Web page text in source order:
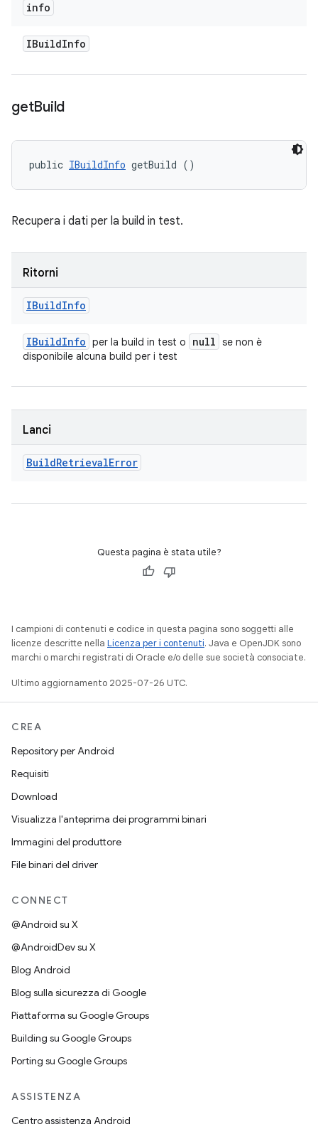
info
IBuildInfo
getBuild
public IBuildInfo getBuild ()
Recupera i dati per la build in test.
Ritorni
IBuildInfo
IBuildInfo per la build in test o null se non è
disponibile alcuna build per i test
Lanci
BuildRetrievalError
Questa pagina è stata utile?
I campioni di contenuti e codice in questa pagina sono soggetti alle
licenze descritte nella Licenza per i contenuti. Java e OpenJDK sono
marchi o marchi registrati di Oracle e/o delle sue società consociate.
Ultimo aggiornamento 2025-07-26 UTC.
CREA
Repository per Android
Requisiti
Download
Visualizza l'anteprima dei programmi binari
Immagini del produttore
File binari del driver
CONNECT
@Android su X
@AndroidDev su X
Blog Android
Blog sulla sicurezza di Google
Piattaforma su Google Groups
Building su Google Groups
Porting su Google Groups
ASSISTENZA
Centro assistenza Android